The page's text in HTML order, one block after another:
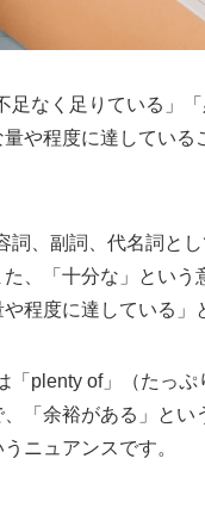
足なく足りている」
や程度に達している
詞、副詞、代名詞と
、「十分な」という
や程度に達している」
「plenty of」（たっ
「余裕がある」と
ニュアンスです。